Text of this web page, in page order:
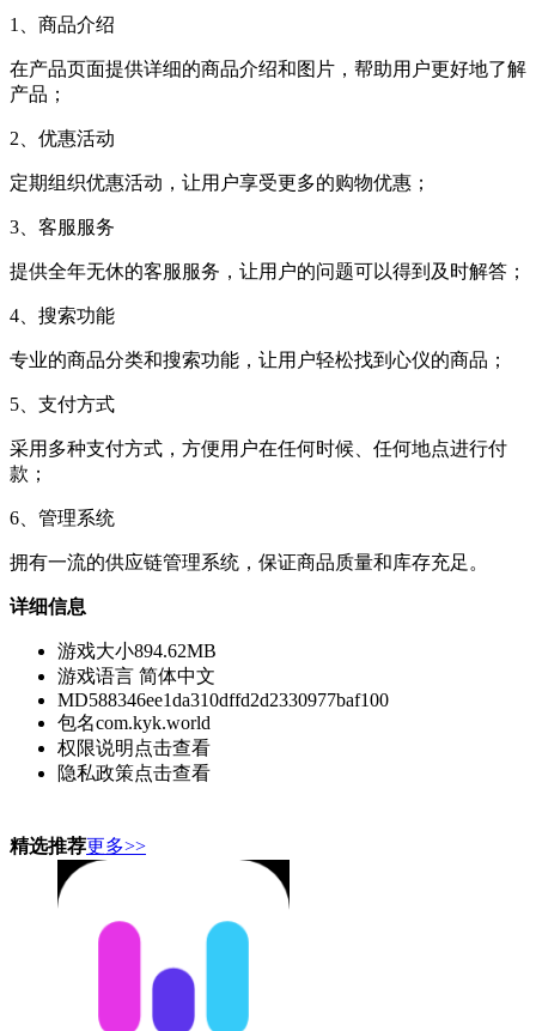
1、商品介绍
在产品页面提供详细的商品介绍和图片，帮助用户更好地了解
产品；
2、优惠活动
定期组织优惠活动，让用户享受更多的购物优惠；
3、客服服务
提供全年无休的客服服务，让用户的问题可以得到及时解答；
4、搜索功能
专业的商品分类和搜索功能，让用户轻松找到心仪的商品；
5、支付方式
采用多种支付方式，方便用户在任何时候、任何地点进行付
款；
6、管理系统
拥有一流的供应链管理系统，保证商品质量和库存充足。
详细信息
游戏大小894.62MB
游戏语言 简体中文
MD588346ee1da310dffd2d2330977baf100
包名com.kyk.world
权限说明 点击查看
隐私政策点击查看
精选推荐更多>>